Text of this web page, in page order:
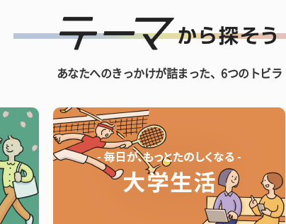
あなたへのきっかけが詰まった、6つのトビラ